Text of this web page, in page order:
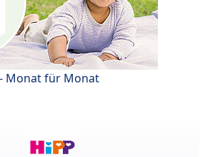
Monat für Monat